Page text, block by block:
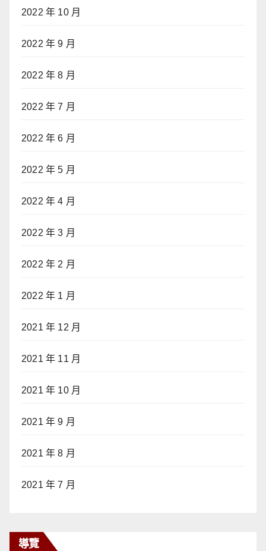
2022 年 10 月
2022 年 9 月
2022 年 8 月
2022 年 7 月
2022 年 6 月
2022 年 5 月
2022 年 4 月
2022 年 3 月
2022 年 2 月
2022 年 1 月
2021 年 12 月
2021 年 11 月
2021 年 10 月
2021 年 9 月
2021 年 8 月
2021 年 7 月
導覽